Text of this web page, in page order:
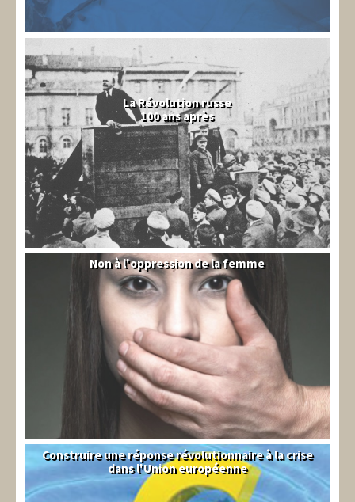
La Révolution russe
100 ans après
Syrie
Non à l'oppression de la femme
Syndical
Construire une réponse révolutionnaire à la crise
dans l'Union européenne